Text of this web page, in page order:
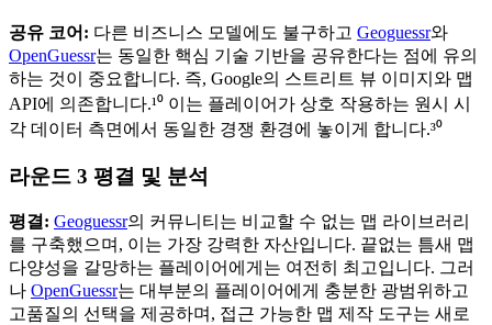
공유 코어: 다른 비즈니스 모델에도 불구하고 Geoguessr와
OpenGuessr는 동일한 핵심 기술 기반을 공유한다는 점에 유의
하는 것이 중요합니다. 즉, Google의 스트리트 뷰 이미지와 맵
API에 의존합니다.¹⁰ 이는 플레이어가 상호 작용하는 원시 시
각 데이터 측면에서 동일한 경쟁 환경에 놓이게 합니다.³⁰
라운드 3 평결 및 분석
평결: Geoguessr의 커뮤니티는 비교할 수 없는 맵 라이브러리
를 구축했으며, 이는 가장 강력한 자산입니다. 끝없는 틈새 맵
다양성을 갈망하는 플레이어에게는 여전히 최고입니다. 그러
나 OpenGuessr는 대부분의 플레이어에게 충분한 광범위하고
고품질의 선택을 제공하며, 접근 가능한 맵 제작 도구는 새로